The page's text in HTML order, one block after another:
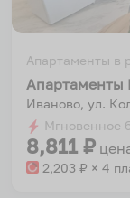
Апартаменты в
Иваново, ул.
Мгновенное
8,811 ₽
2,203 ₽ × 4